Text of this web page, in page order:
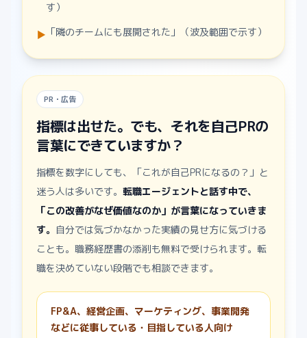
す）
▶ 「隣のチームにも展開された」（波及範囲で示す）
PR・広告
指標は出せた。でも、それを自己PRの
言葉にできていますか？
指標を数字にしても、「これが自己PRになるの？」と
迷う人は多いです。 転職エージェントと話す中で、
「この改善がなぜ価値なのか」が言葉になっていきま
す。 自分では気づかなかった実績の見せ方に気づける
ことも。職務経歴書の添削も無料で受けられます。転
職を決めていない段階でも相談できます。
FP&A、経営企画、マーケティング、事業開発
などに従事している・目指している人向け